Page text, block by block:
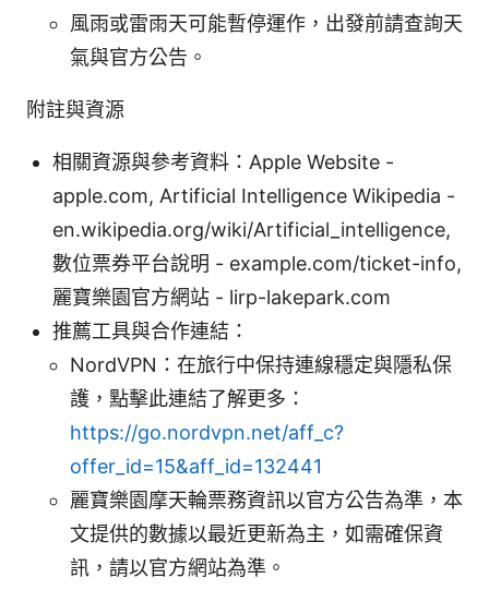
風雨或雷雨天可能暫停運作，出發前請查詢天
氣與官方公告。
附註與資源
相關資源與參考資料：Apple Website -
apple.com, Artificial Intelligence Wikipedia -
en.wikipedia.org/wiki/Artificial_intelligence,
數位票券平台說明 - example.com/ticket-info,
麗寶樂園官方網站 - lirp-lakepark.com
推薦工具與合作連結：
NordVPN：在旅行中保持連線穩定與隱私保
護，點擊此連結了解更多：
https://go.nordvpn.net/aff_c?
offer_id=15&aff_id=132441
麗寶樂園摩天輪票務資訊以官方公告為準，本
文提供的數據以最近更新為主，如需確保資
訊，請以官方網站為準。